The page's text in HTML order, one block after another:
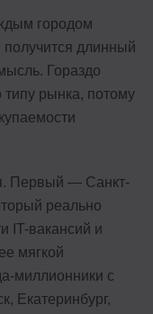
городом
длинный
Гораздо
типу рынка, потому
Первый — Санкт-
реально
IT-вакансий и
мягкой
миллионники с
Екатеринбург,